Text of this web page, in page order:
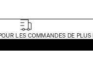
LES COMMANDES DE PLUS